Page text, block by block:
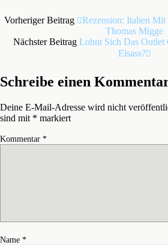
Vorheriger Beitrag
Rezension: Italien
Thomas Migge
Nächster Beitrag Lohnt Sich Das Outlet
Elsass?
Schreibe einen
Deine E-Mail-Adresse wird nicht
sind mit * markiert
Kommentar *
Name *